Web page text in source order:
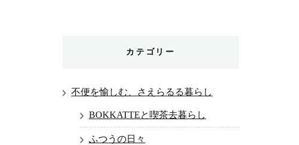
カテゴリー
不便を愉しむ、さえらるる暮らし
BOKKATTEと喫茶去暮らし
ふつうの日々